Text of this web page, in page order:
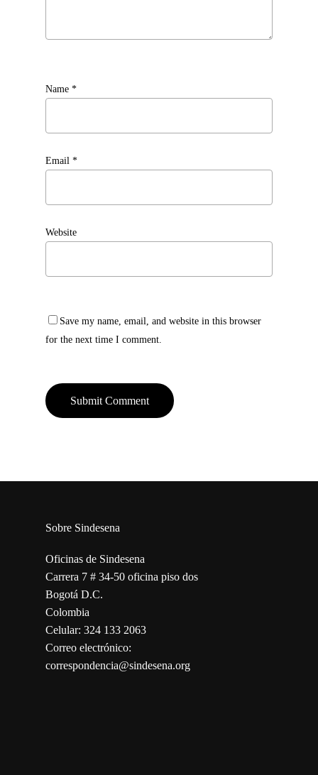
Name *
Email *
Website
Save my name, email, and website in this browser
for the next time I comment.
Sobre Sindesena
Oficinas de Sindesena
Carrera 7 # 34-50 oficina piso dos
Bogotá D.C.
Colombia
Celular: 324 133 2063
Correo electrónico:
correspondencia@sindesena.org